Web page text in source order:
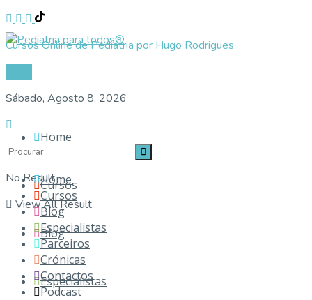
Cursos Online de Pediatria por Hugo Rodrigues
Sábado, Agosto 8, 2026
No Result
View All Result
Home
Cursos
Blog
Especialistas
Home
Cursos
Blog
Especialistas
Parceiros
Crónicas
Contactos
Podcast